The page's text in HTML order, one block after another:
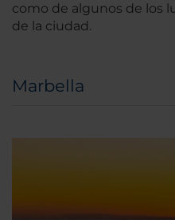
como de algunos de los
de la ciudad.
Marbella